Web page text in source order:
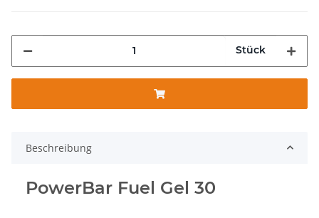
Stück
Beschreibung
PowerBar Fuel Gel 30